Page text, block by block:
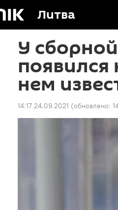
Литва
У
появился
нем
14:17 24.09.2021 (обновлено: